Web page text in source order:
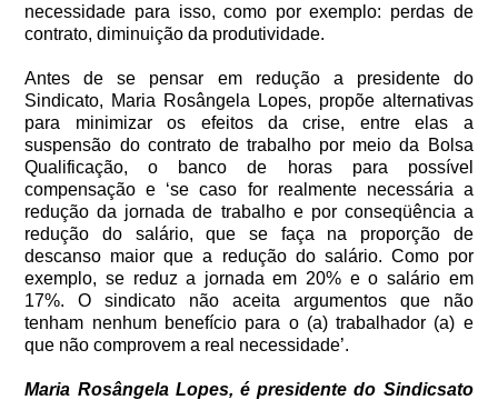
necessidade para isso, como por exemplo: perdas de
contrato, diminuição da produtividade.
Antes de se pensar em redução a presidente do
Sindicato, Maria Rosângela Lopes, propõe alternativas
para minimizar os efeitos da crise, entre elas a
suspensão do contrato de trabalho por meio da Bolsa
Qualificação, o banco de horas para possível
compensação e ‘se caso for realmente necessária a
redução da jornada de trabalho e por conseqüência a
redução do salário, que se faça na proporção de
descanso maior que a redução do salário. Como por
exemplo, se reduz a jornada em 20% e o salário em
17%. O sindicato não aceita argumentos que não
tenham nenhum benefício para o (a) trabalhador (a) e
que não comprovem a real necessidade’.
Maria Rosângela Lopes, é presidente do Sindicsato